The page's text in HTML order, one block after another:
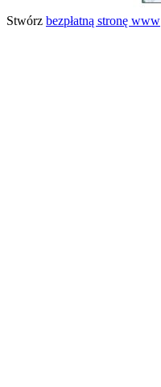
Stwórz bezpłatną stronę www